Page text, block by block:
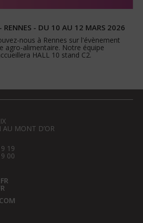
RENNES - DU 10 AU 12 MARS 2026
nous à Rennes sur l'évènement
agro-alimentaire. Notre équipe
HALL 10 stand C2.
MONT D’OR
19
00